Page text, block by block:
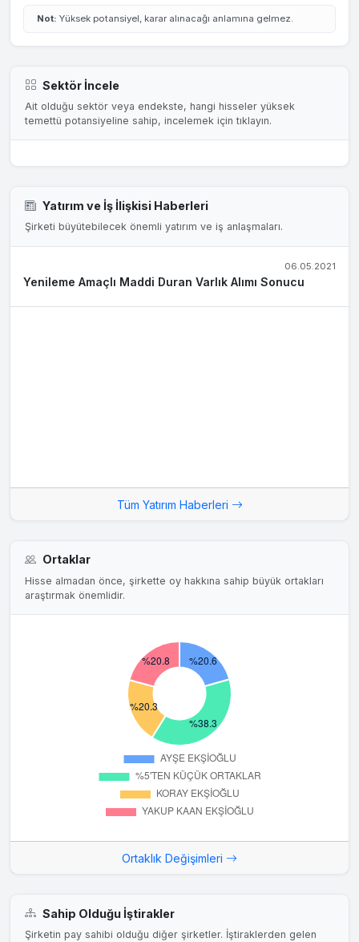
Not: Yüksek potansiyel, karar alınacağı anlamına gelmez.
Sektör İncele
Ait olduğu sektör veya endekste, hangi hisseler yüksek
temettü potansiyeline sahip, incelemek için tıklayın.
Yatırım ve İş İlişkisi Haberleri
Şirketi büyütebilecek önemli yatırım ve iş anlaşmaları.
06.05.2021
Yenileme Amaçlı Maddi Duran Varlık Alımı Sonucu
Tüm Yatırım Haberleri
Ortaklar
Hisse almadan önce, şirkette oy hakkına sahip büyük ortakları
araştırmak önemlidir.
Ortaklık Değişimleri
Sahip Olduğu İştirakler
Şirketin pay sahibi olduğu diğer şirketler. İştiraklerden gelen